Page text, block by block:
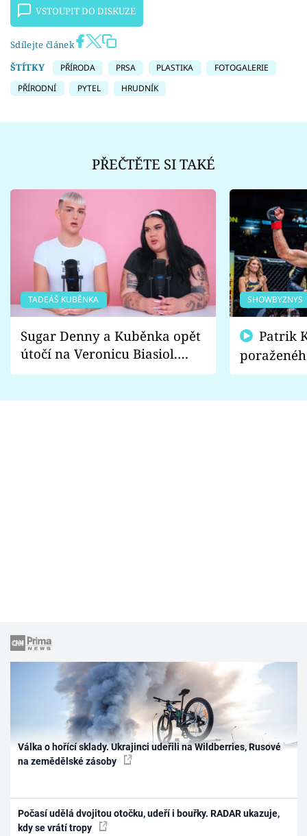
VSTOUPIT DO DISKUZE
Sdílejte článek
ŠTÍTKY
PŘÍRODA PRSA PLASTIKA
FOTOGALERIE
PŘÍRODNÍ
PYTEL HRUDNÍK
PŘEČTĚTE SI TAKÉ
TADEÁŠ KUBĚNKA
Sugar Denny a Kuběnka opět
útočí na Veronicu Biasiol.
Proč je podle nich falešná a
SHOWBYZNYS
fanoušci
Válka o hořící sklady. Ukrajinci udeřili na Wildberries, Rusové
na zemědělské zásoby
Počasí udělá dvojitou otočku, udeří i bouřky. RADAR ukazuje,
kdy se vrátí tropy